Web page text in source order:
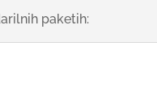
paketih: